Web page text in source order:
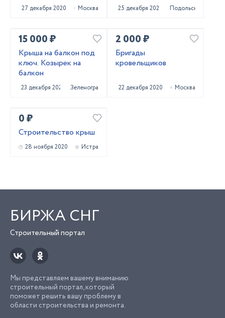
27 декабря 2020 Москва 25 декабря 2020 Подольск
15 000 ₽
Крыша на балкон под
ключ. Козырек на
балкон
23 декабря 2020 Зеленоград
2 000 ₽
Бригады
кровельщиков
22 декабря 2020 Москва
0 ₽
Строительство крыш
28 ноября 2020 Истра
БИРЖА СНГ
Строительный портал
Мы представляем вашему вниманию
строительный портал, который
поможет решить вашу проблему в
области строительства и ремонта.